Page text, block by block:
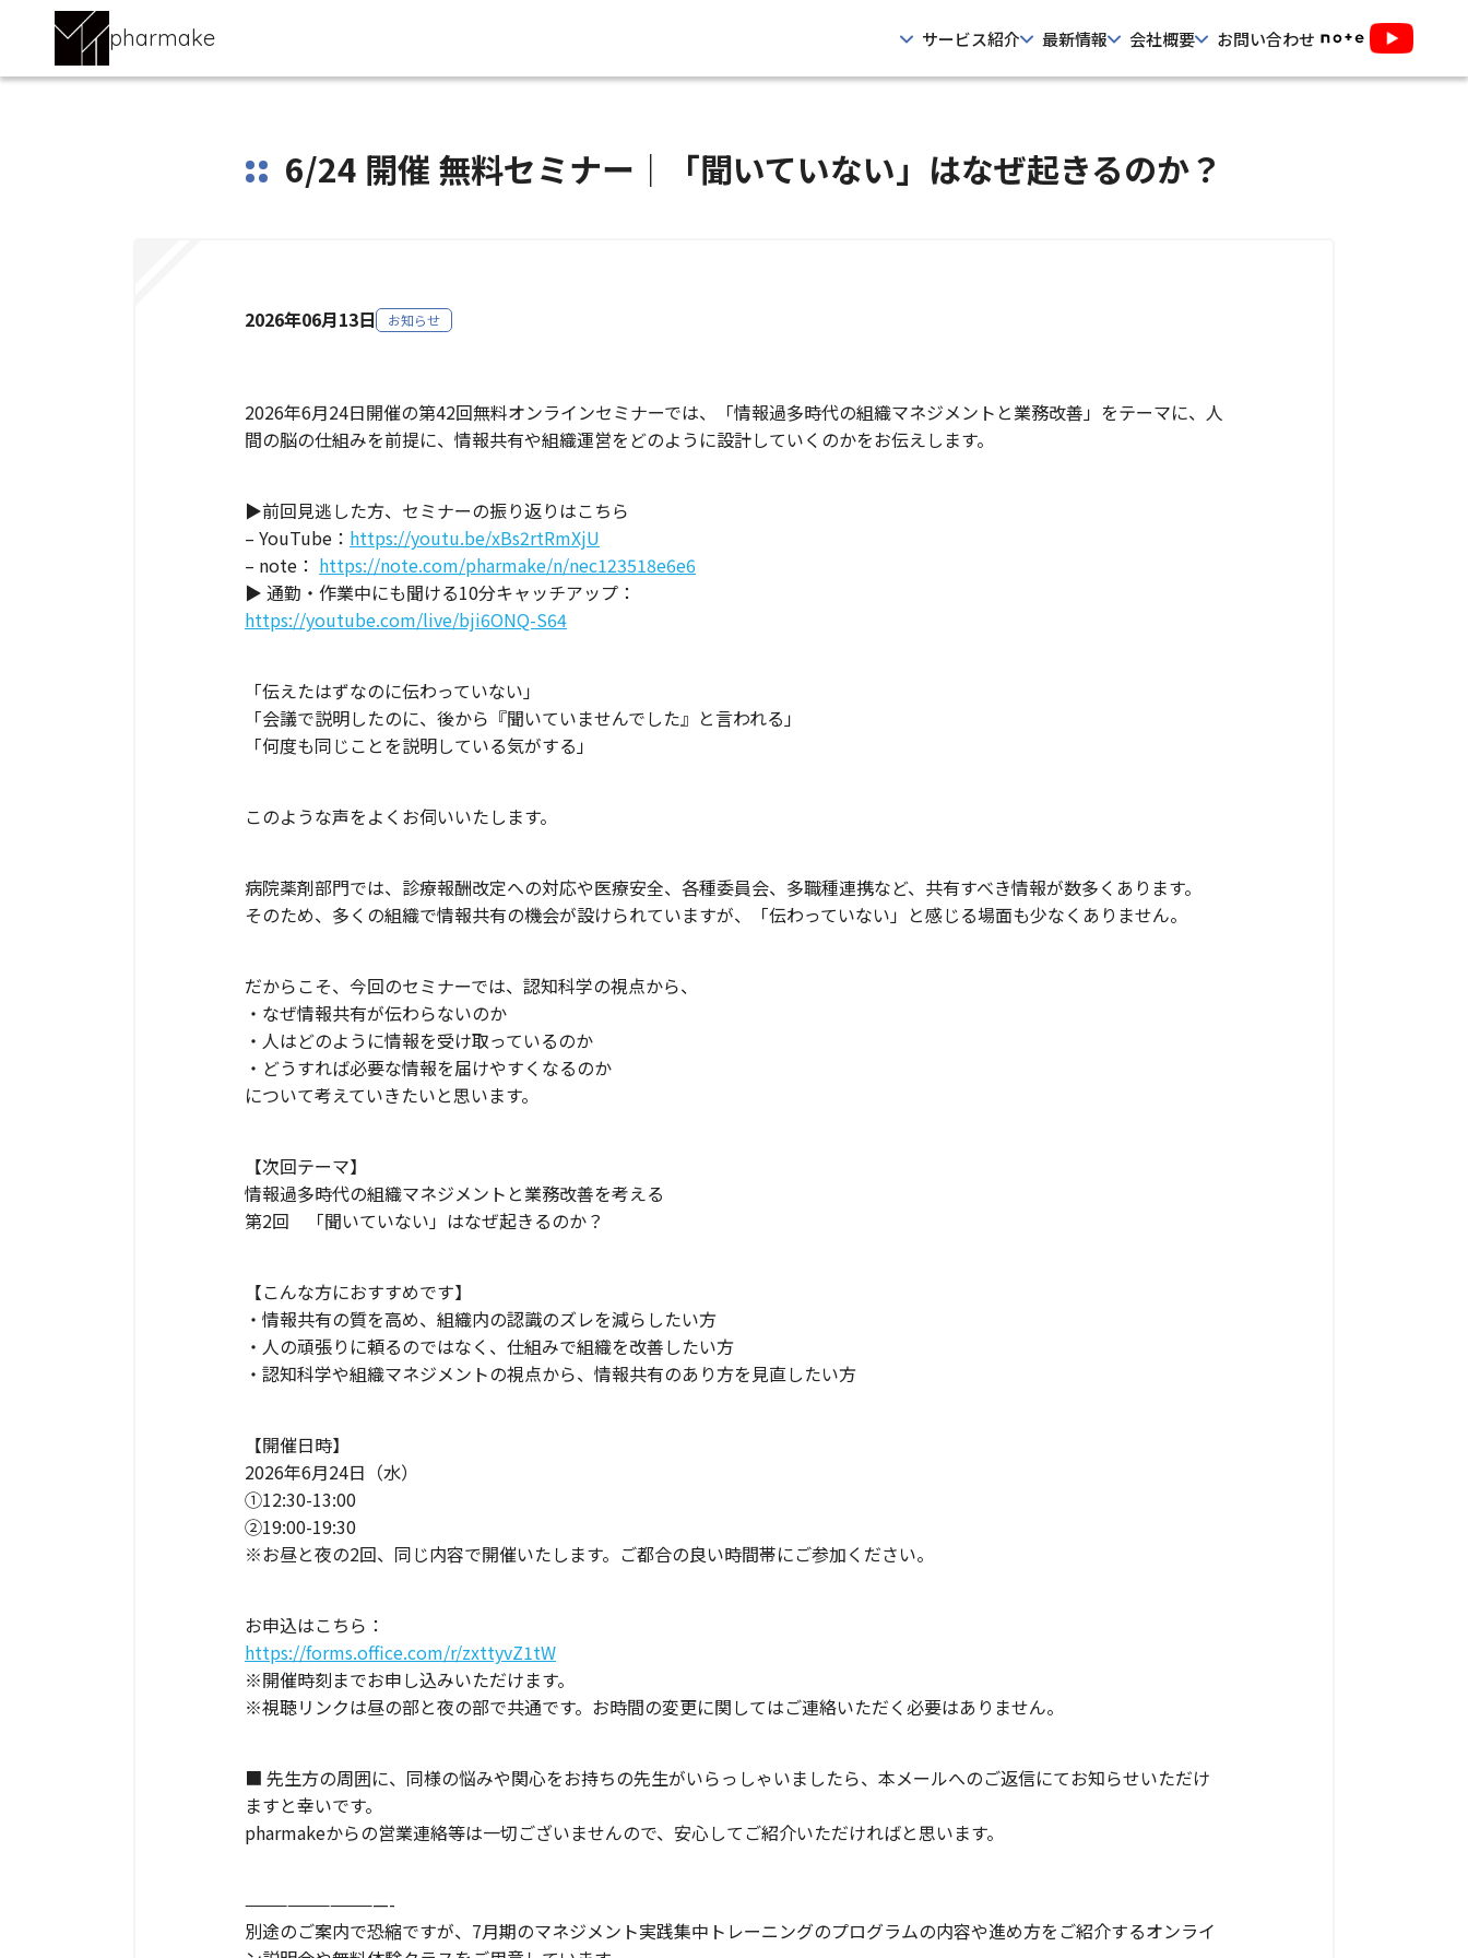
pharmake サービス紹介 最新情報 会社概要 お問い合わせ
6/24 開催 無料セミナー｜「聞いていない」はなぜ起きるのか？
2026年06月13日 お知らせ
2026年6月24日開催の第42回無料オンラインセミナーでは、「情報過多時代の組織マネジメントと業務改善」をテーマに、人
間の脳の仕組みを前提に、情報共有や組織運営をどのように設計していくのかをお伝えします。
▶前回見逃した方、セミナーの振り返りはこちら
– YouTube： https://youtu.be/xBs2rtRmXjU
– note： https://note.com/pharmake/n/nec123518e6e6
▶ 通勤・作業中にも聞ける10分キャッチアップ：
https://youtube.com/live/bji6ONQ-S64
「伝えたはずなのに伝わっていない」
「会議で説明したのに、後から『聞いていませんでした』と言われる」
「何度も同じことを説明している気がする」
このような声をよくお伺いいたします。
病院薬剤部門では、診療報酬改定への対応や医療安全、各種委員会、多職種連携など、共有すべき情報が数多くあります。
そのため、多くの組織で情報共有の機会が設けられていますが、「伝わっていない」と感じる場面も少なくありません。
だからこそ、今回のセミナーでは、認知科学の視点から、
・なぜ情報共有が伝わらないのか
・人はどのように情報を受け取っているのか
・どうすれば必要な情報を届けやすくなるのか
について考えていきたいと思います。
【次回テーマ】
情報過多時代の組織マネジメントと業務改善を考える
第2回 「聞いていない」はなぜ起きるのか？
【こんな方におすすめです】
・情報共有の質を高め、組織内の認識のズレを減らしたい方
・人の頑張りに頼るのではなく、仕組みで組織を改善したい方
・認知科学や組織マネジメントの視点から、情報共有のあり方を見直したい方
【開催日時】
2026年6月24日（水）
①12:30-13:00
②19:00-19:30
※お昼と夜の2回、同じ内容で開催いたします。ご都合の良い時間帯にご参加ください。
お申込はこちら：
https://forms.office.com/r/zxttyvZ1tW
※開催時刻までお申し込みいただけます。
※視聴リンクは昼の部と夜の部で共通です。お時間の変更に関してはご連絡いただく必要はありません。
■ 先生方の周囲に、同様の悩みや関心をお持ちの先生がいらっしゃいましたら、本メールへのご返信にてお知らせいただけ
ますと幸いです。
pharmakeからの営業連絡等は一切ございませんので、安心してご紹介いただければと思います。
——————————-
別途のご案内で恐縮ですが、7月期のマネジメント実践集中トレーニングのプログラムの内容や進め方をご紹介するオンライ